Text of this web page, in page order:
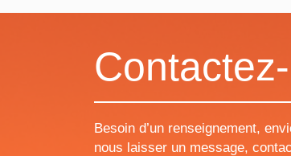
Besoin d’un renseignement,
nous laisser un message,